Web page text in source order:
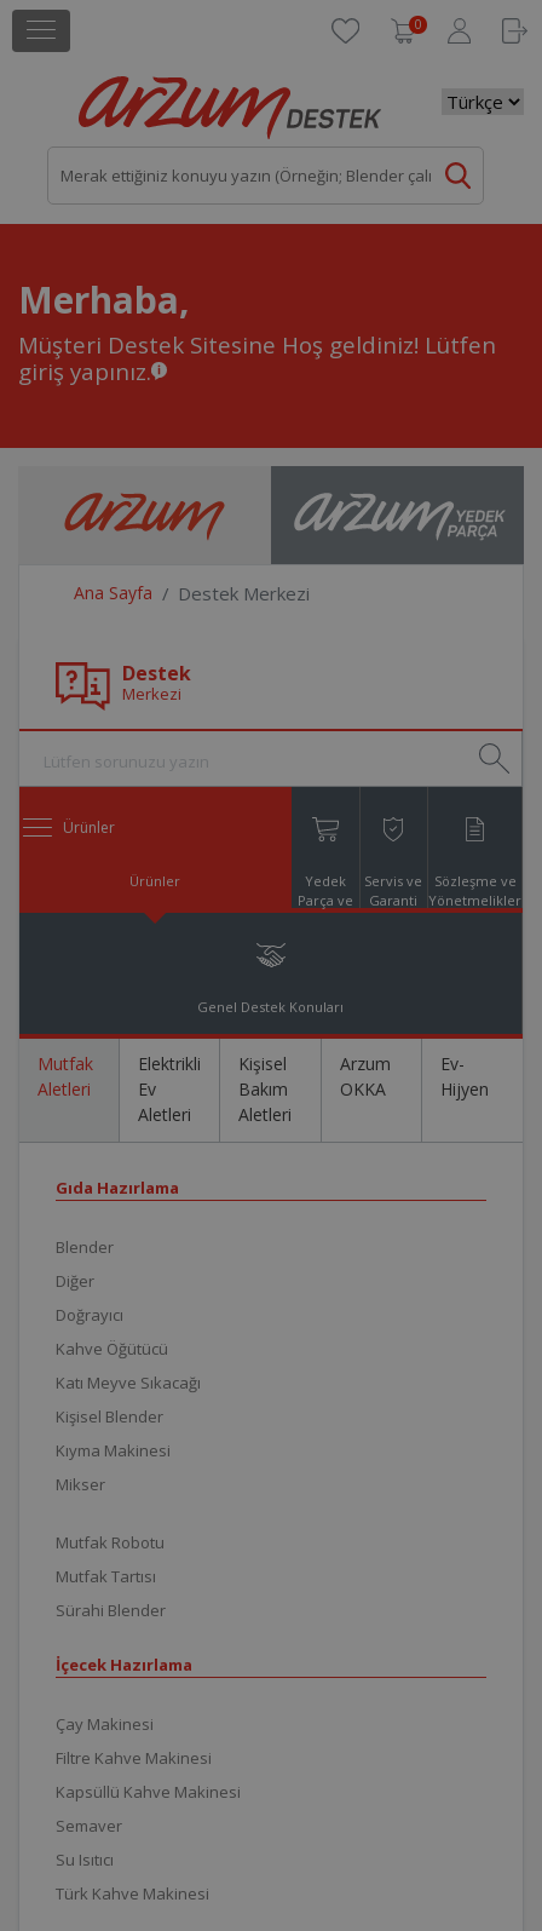
0
Merhaba,
Müşteri Destek Sitesine Hoş geldiniz! Lütfen
giriş yapınız.
Ana Sayfa Destek Merkezi
Destek
Merkezi
Ürünler
Ürünler
Yedek
Parça ve
Servis ve
Garanti
Sözleşme ve
Yönetmelikler
Genel Destek Konuları
Mutfak
Aletleri
Elektrikli
Ev
Aletleri
Kişisel
Bakım
Aletleri
Arzum
OKKA
Ev-
Hijyen
Gıda Hazırlama
Blender
Diğer
Doğrayıcı
Kahve Öğütücü
Katı Meyve Sıkacağı
Kişisel Blender
Kıyma Makinesi
Mikser
Mutfak Robotu
Mutfak Tartısı
Sürahi Blender
İçecek Hazırlama
Çay Makinesi
Filtre Kahve Makinesi
Kapsüllü Kahve Makinesi
Semaver
Su Isıtıcı
Türk Kahve Makinesi